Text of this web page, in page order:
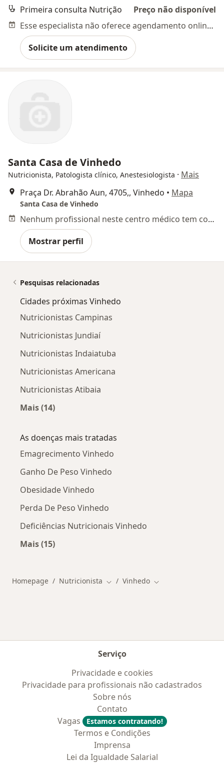
Primeira consulta Nutrição
Preço não disponível
Esse especialista não oferece agendamento online para esse endereço.
Solicite um atendimento
Santa Casa de Vinhedo
Nutricionista, Patologista clínico, Anestesiologista · Mais
Praça Dr. Abrahão Aun, 4705,, Vinhedo • Mapa
Santa Casa de Vinhedo
Nenhum profissional neste centro médico tem consultas disponíveis
Mostrar perfil
Pesquisas relacionadas
Cidades próximas Vinhedo
Nutricionistas Campinas
Nutricionistas Jundiaí
Nutricionistas Indaiatuba
Nutricionistas Americana
Nutricionistas Atibaia
Mais (14)
As doenças mais tratadas
Emagrecimento Vinhedo
Ganho De Peso Vinhedo
Obesidade Vinhedo
Perda De Peso Vinhedo
Deficiências Nutricionais Vinhedo
Mais (15)
Homepage Nutricionista Mudar de cidade
Vinhedo Mudar de cidade
Serviço
Privacidade e cookies
Privacidade para profissionais não cadastrados
Sobre nós
Contato
Vagas
Estamos contratando!
Termos e Condições
Imprensa
Lei da Igualdade Salarial